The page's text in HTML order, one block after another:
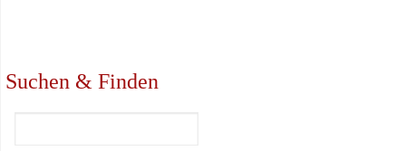
Suchen & Finden